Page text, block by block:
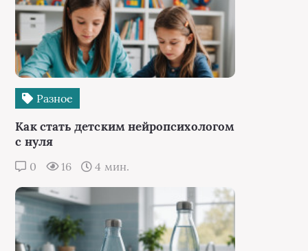
Разное
Как стать детским нейропсихологом
с нуля
0 16 4 мин.